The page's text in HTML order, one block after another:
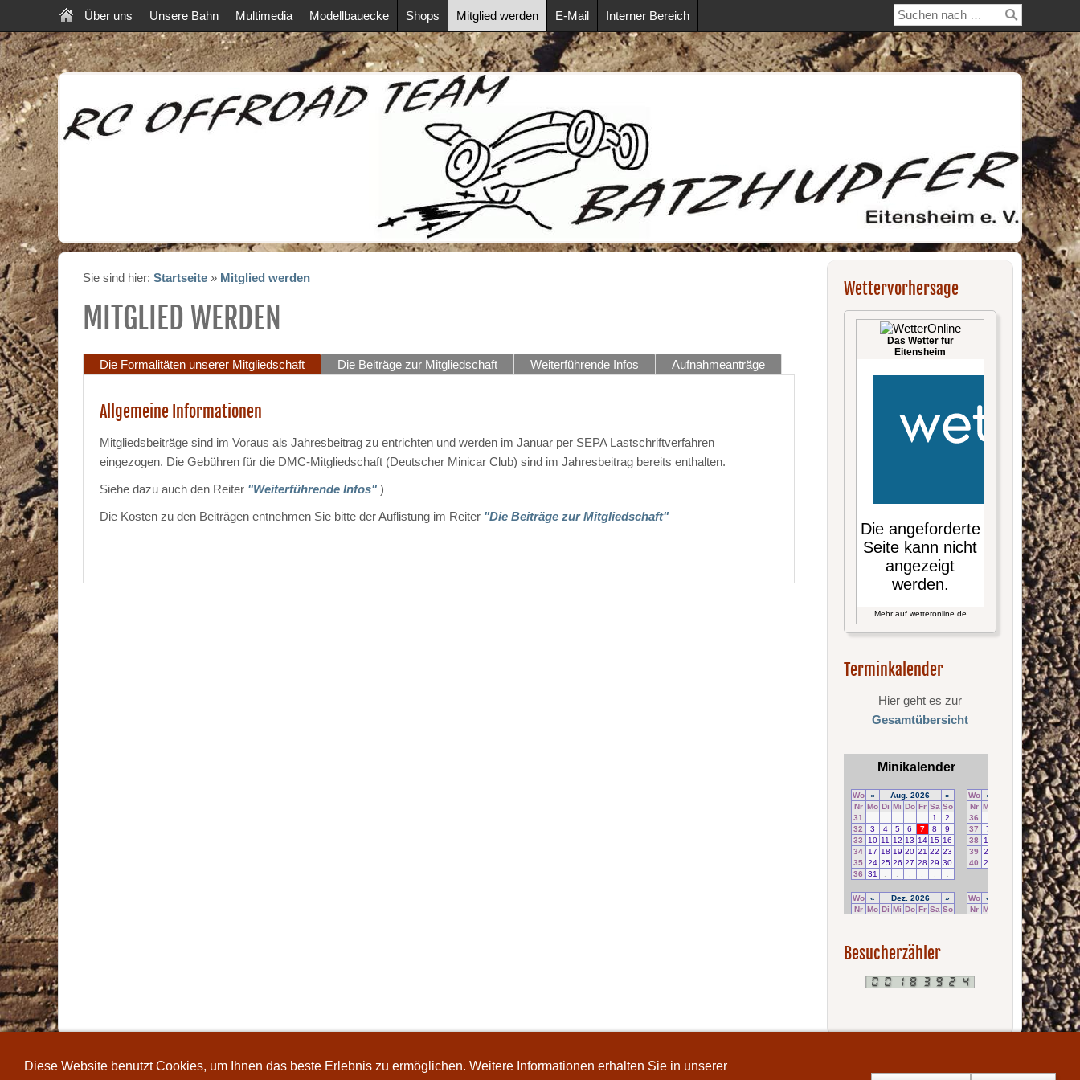
Über uns Unsere Bahn Multimedia Modellbauecke Shops Mitglied werden E-Mail Interner Bereich
Sie sind hier: Startseite » Mitglied werden
MITGLIED WERDEN
Die Formalitäten unserer Mitgliedschaft Die Beiträge zur Mitgliedschaft Weiterführende Infos Aufnahmeanträge
Allgemeine Informationen
Mitgliedsbeiträge sind im Voraus als Jahresbeitrag zu entrichten und werden im Januar per SEPA Lastschriftverfahren
eingezogen. Die Gebühren für die DMC-Mitgliedschaft (Deutscher Minicar Club) sind im Jahresbeitrag bereits enthalten.
Siehe dazu auch den Reiter "Weiterführende Infos")
Die Kosten zu den Beiträgen entnehmen Sie bitte der Auflistung im Reiter "Die Beiträge zur Mitgliedschaft"
Wettervorhersage
Das Wetter für
Eitensheim
Mehr auf wetteronline.de
Terminkalender
Hier geht es zur
Gesamtübersicht
Besucherzähler
Diese Website benutzt Cookies, um Ihnen das beste Erlebnis zu ermöglichen. Weitere Informationen erhalten Sie in unserer